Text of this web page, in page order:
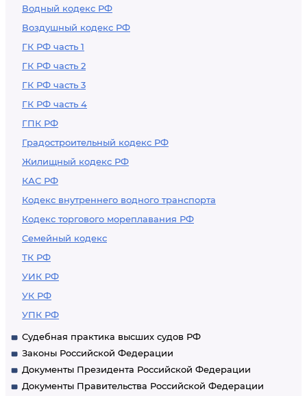
Водный кодекс РФ
Воздушный кодекс РФ
ГК РФ часть 1
ГК РФ часть 2
ГК РФ часть 3
ГК РФ часть 4
ГПК РФ
Градостроительный кодекс РФ
Жилищный кодекс РФ
КАС РФ
Кодекс внутреннего водного транспорта
Кодекс торгового мореплавания РФ
Семейный кодекс
ТК РФ
УИК РФ
УК РФ
УПК РФ
Судебная практика высших судов РФ
Законы Российской Федерации
Документы Президента Российской Федерации
Документы Правительства Российской Федерации